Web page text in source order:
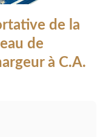
de la
de
à C.A.